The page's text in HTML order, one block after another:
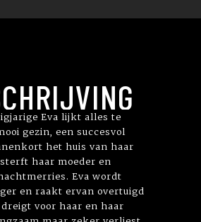
Eva lijkt alles te
gezin, een succesvol
het huis van haar
haar moeder en
Eva wordt
en raakt ervan overtuigd
voor haar en haar